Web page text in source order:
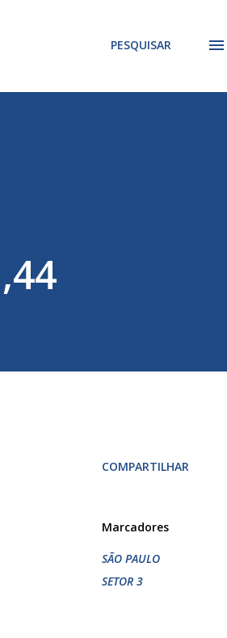
PESQUISAR
COMPARTILHAR
Marcadores
SÃO PAULO
SETOR 3